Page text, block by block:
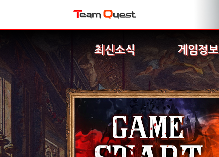
최신소식 게임정보